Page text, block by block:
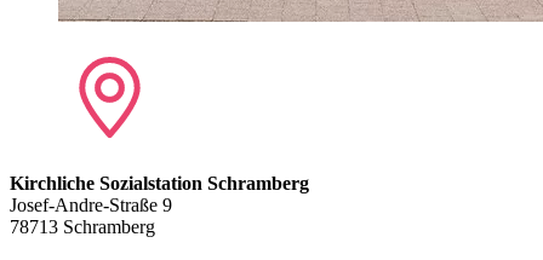
Kirchliche Sozialstation Schramberg
Josef-Andre-Straße 9
78713 Schramberg